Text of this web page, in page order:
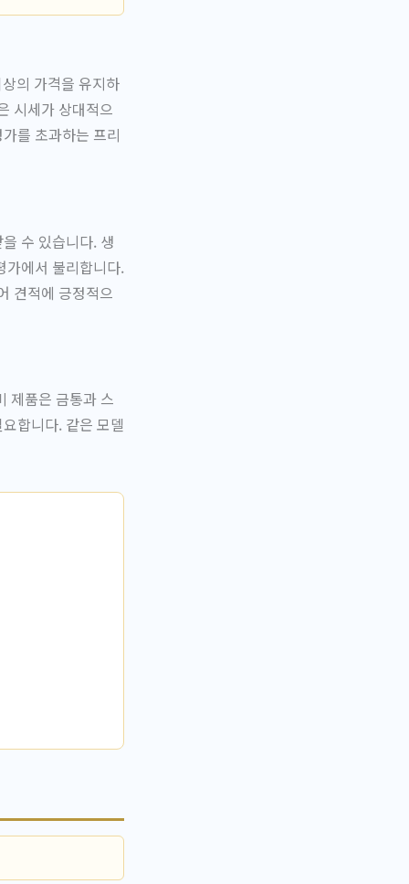
의 가격을 유지하
시세가 상대적으
를 초과하는 프리
수 있습니다. 생
가에서 불리합니다.
견적에 긍정적으
제품은 금통과 스
합니다. 같은 모델